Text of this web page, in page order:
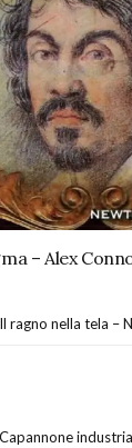
– Alex
Il ragno nella tela –
Capannone